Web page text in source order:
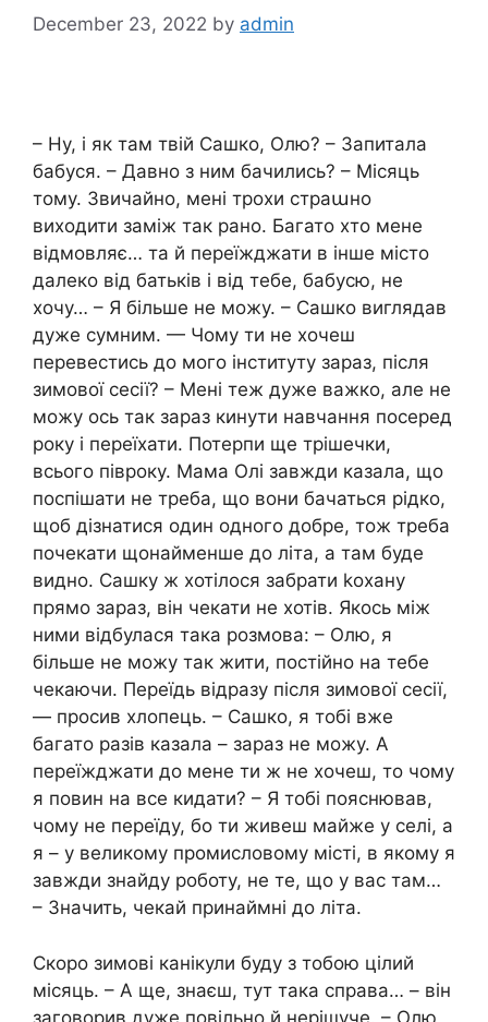
December 23, 2022 by admin
– Ну, і як там твій Сашко, Олю? – Запитала
бабуся. – Давно з ним бачились? – Місяць
тому. Звичайно, мені трохи страաно
виходити заміж так рано. Багато хто мене
відмовляє… та й переїжджати в інше місто
далеко від батьків і від тебе, бабусю, не
хочу… – Я більше не можу. – Сашко виглядав
дуже сумним. — Чому ти не хочеш
перевестись до мого інституту зараз, після
зимової сесії? – Мені теж дуже важко, але не
можу ось так зараз кинути навчання посеред
року і переїхати. Потерпи ще трішечки,
всього півроку. Мама Олі завжди казала, що
поспішати не треба, що вони бачаться рідко,
щоб дізнатися один одного добре, тож треба
почекати щонайменше до літа, а там буде
видно. Сашку ж хотілося забрати kохану
прямо зараз, він чекати не хотів. Якось між
ними відбулася така розмова: – Олю, я
більше не можу так жити, постійно на тебе
чекаючи. Переїдь відразу після зимової сесії,
— просив хлопець. – Сашко, я тобі вже
багато разів казала – зараз не можу. А
переїжджати до мене ти ж не хочеш, то чому
я повин на все кидати? – Я тобі пояснював,
чому не переїду, бо ти живеш майже у селі, а
я – у великому промисловому місті, в якому я
завжди знайду роботу, не те, що у вас там…
– Значить, чекай принаймні до літа.
Скоро зимові канікули буду з тобою цілий
місяць. – А ще, знаєш, тут така справа… – він
заговорив дуже повільно й нерішуче. – Олю,